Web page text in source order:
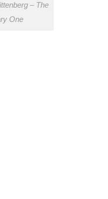
– The
One